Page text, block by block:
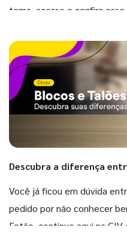
tema, acesse e confira
Descubra a diferença
Você já ficou em dúvida
pedido por não conhecer
Então, continue aqui na GIV